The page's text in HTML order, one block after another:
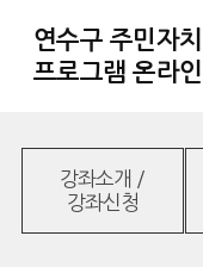
연수구 주민자
프로그램 온라
강좌소개 /
강좌신청